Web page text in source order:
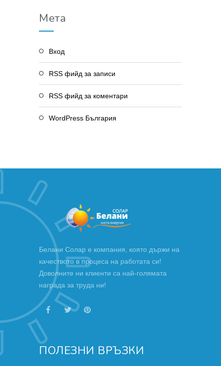
Мета
Вход
RSS фийд за записи
RSS фийд за коментари
WordPress България
Белани Солар е компания, която държи на
качеството в процеса на работата си!
Доволните ни клиенти са най-голямата
награда за труда ни!
ПОЛЕЗНИ ВРЪЗКИ